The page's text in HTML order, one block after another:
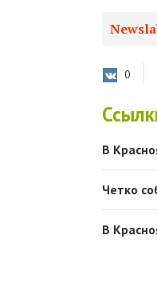
0
В
Четко
В